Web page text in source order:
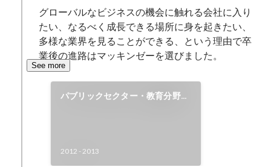
グローバルなビジネスの機会に触れる会社に入り
たい、なるべく成長できる場所に身を起きたい、
多様な業界を見ることができる、という理由で卒
業後の進路はマッキンゼーを選びました。
See more
パブリックセクター・教育分野の
2012 - 2013